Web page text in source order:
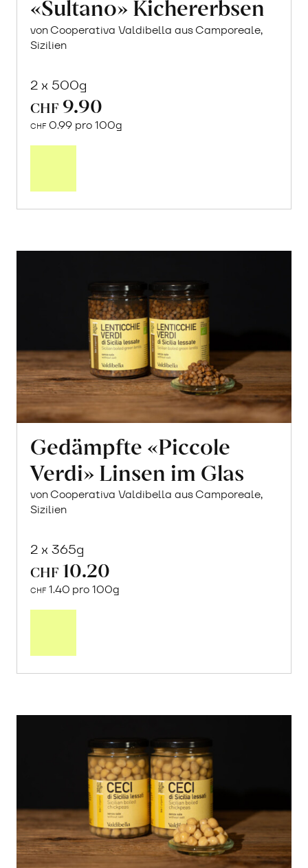
«Sultano» Kichererbsen
von Cooperativa Valdibella aus Camporeale,
Sizilien
2 x 500g
CHF 9.90
CHF 0.99 pro 100g
Gedämpfte «Piccole
Verdi» Linsen im Glas
von Cooperativa Valdibella aus Camporeale,
Sizilien
2 x 365g
CHF 10.20
CHF 1.40 pro 100g